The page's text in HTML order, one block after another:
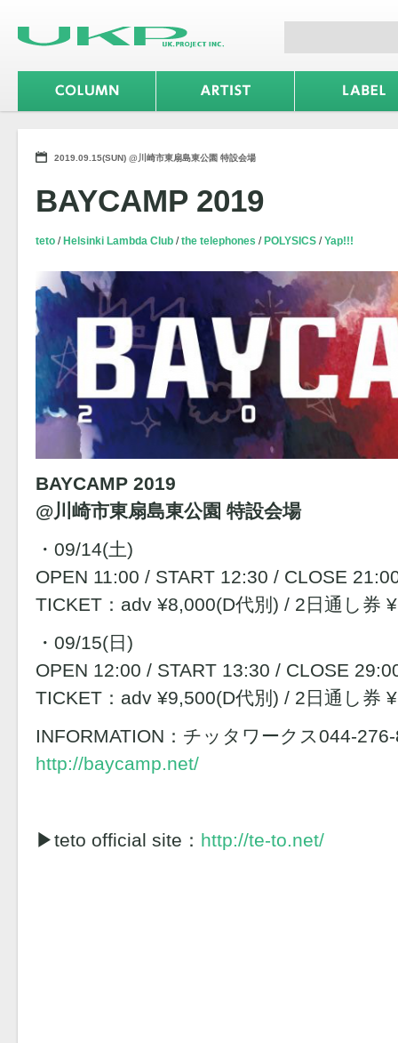
2019.09.15(SUN) @川崎市東扇島東公園 特設会場
BAYCAMP 2019
teto Helsinki Lambda Club the telephones POLYSICS Yap!!!
BAYCAMP 2019
@川崎市東扇島東公園 特設会場
・09/14(土)
OPEN 11:00 / START 12:30 / CLOSE
TICKET：adv ¥8,000(D代別) / 2日通し券
・09/15(日)
OPEN 12:00 / START 13:30 / CLOSE
TICKET：adv ¥9,500(D代別) / 2日通し券
INFORMATION：チッタワークス044-
http://baycamp.net/
▶︎teto official site： http://te-to.net/